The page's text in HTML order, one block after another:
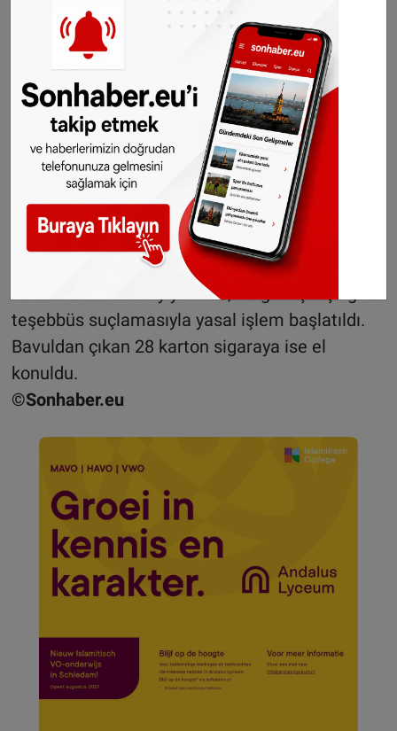
Hannover Başgümrük Dairesi Sözcüsü Enrico
Bacher, yolcuların 20 paket sigara getirme
hakkı bulunduğunu hatırlatırken, “Yolcuların
serbest miktarı geçtiğini sık sık görüyoruz, ama
bu kadar büyük miktara nadiren rastlıyoruz”
dedi.
Yolcu hakkında olay yerinde, vergi kaçakçılığına
teşebbüs suçlamasıyla yasal işlem başlatıldı.
Bavuldan çıkan 28 karton sigaraya ise el
konuldu.
©Sonhaber.eu